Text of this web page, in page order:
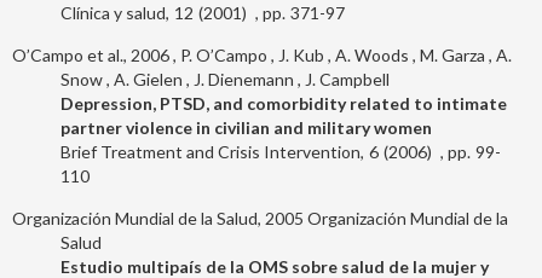
Clínica y salud 12 2001 371-97
O’Campo et al., 2006 P. O’Campo J. Kub A. Woods M. Garza A.
Snow A. Gielen J. Dienemann
J. Campbell
Depression, PTSD, and comorbidity related to intimate
partner violence in civilian and military women
Brief Treatment and Crisis Intervention 6 2006
99-
110
Organización Mundial de la Salud, 2005 Organización Mundial de la
Salud
Estudio multipaís de la OMS sobre salud de la mujer y